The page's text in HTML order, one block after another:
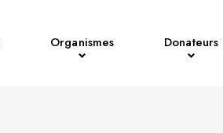
Organismes Donateurs